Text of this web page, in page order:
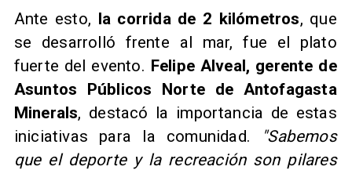
Ante esto, la corrida de 2 kilómetros, que
se desarrolló frente al mar, fue el plato
fuerte del evento. Felipe Alveal, gerente de
Asuntos Públicos Norte de Antofagasta
Minerals, destacó la importancia de estas
iniciativas para la comunidad.
"Sabemos
que el deporte y la recreación son pilares